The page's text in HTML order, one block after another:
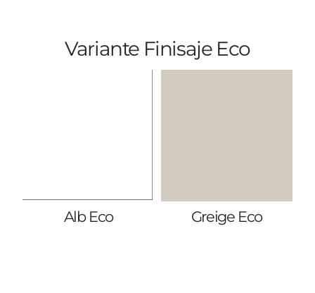
Variante Finisaje Eco
Alb Eco Greige Eco